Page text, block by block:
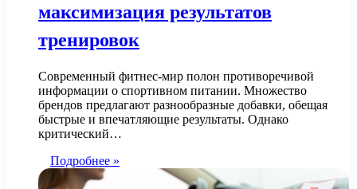
максимизация результатов
тренировок
Современный фитнес-мир полон противоречивой
информации о спортивном питании. Множество
брендов предлагают разнообразные добавки, обещая
быстрые и впечатляющие результаты. Однако
критический…
Подробнее »